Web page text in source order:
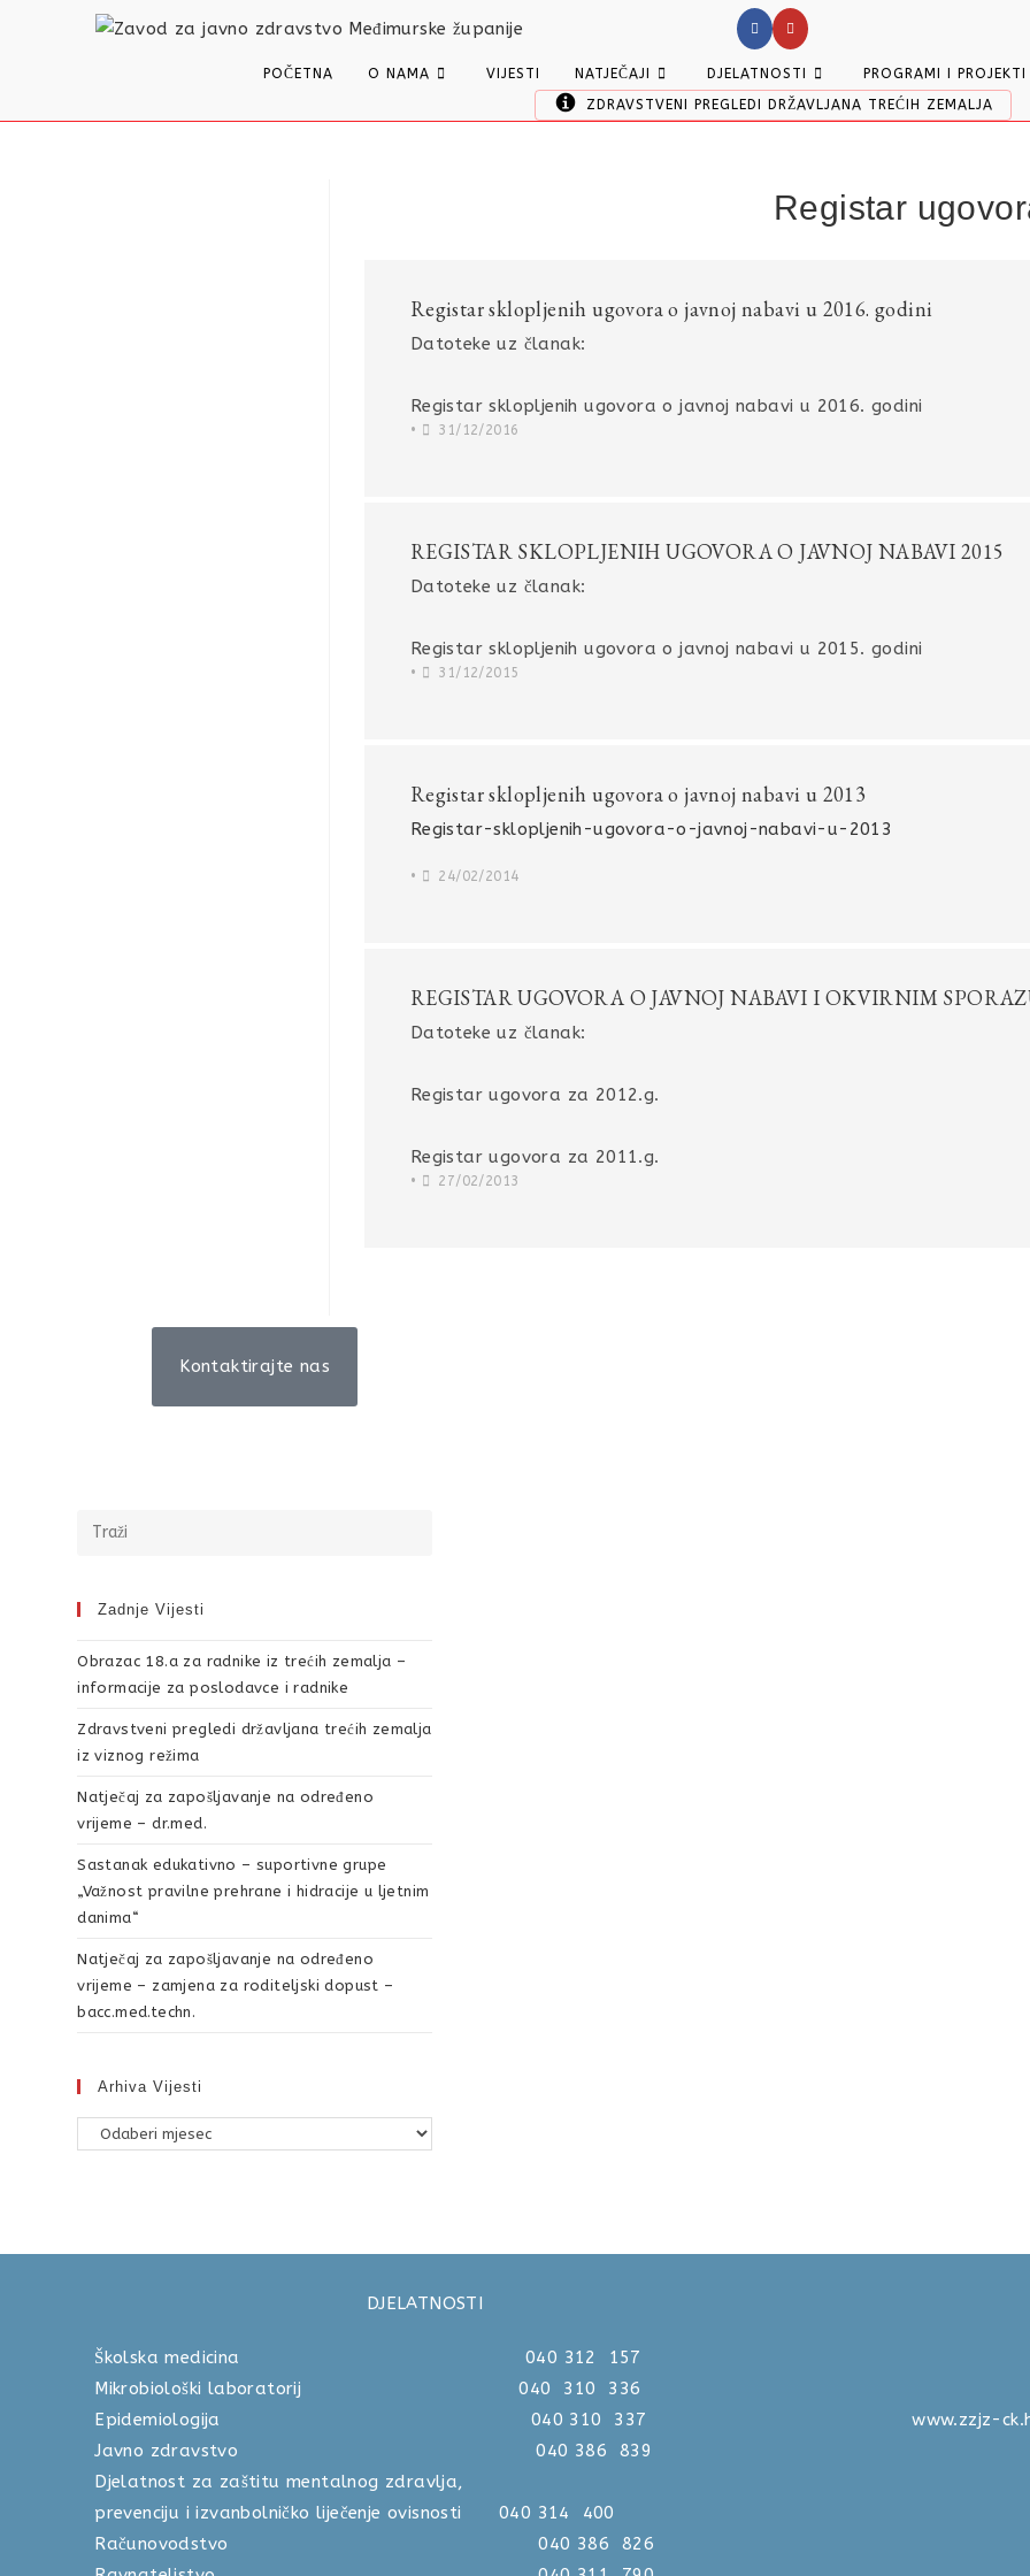
POČETNA O NAMA VIJESTI NATJEČAJI DJELATNOSTI PROGRAMI I PROJEKTI
ZDRAVSTVENI PREGLEDI DRŽAVLJANA TREĆIH ZEMALJA
Registar
Registar sklopljenih ugovora o javnoj nabavi u 2016. godini
Datoteke uz članak:
Registar sklopljenih ugovora o javnoj nabavi u 2016. godini
• 31/12/2016
REGISTAR SKLOPLJENIH UGOVORA O JAVNOJ NABAVI 2015
Datoteke uz članak:
Registar sklopljenih ugovora o javnoj nabavi u 2015. godini
• 31/12/2015
Registar sklopljenih ugovora o javnoj nabavi u 2013
Registar-sklopljenih-ugovora-o-javnoj-nabavi-u-2013
• 24/02/2014
REGISTAR UGOVORA O JAVNOJ NABAVI I OKVIRNIM
Datoteke uz članak:
Registar ugovora za 2012.g.
Registar ugovora za 2011.g.
• 27/02/2013
Kontaktirajte nas
Zadnje Vijesti
Obrazac 18.a za radnike iz trećih zemalja –
informacije za poslodavce i radnike
Zdravstveni pregledi državljana trećih zemalja
iz viznog režima
Natječaj za zapošljavanje na određeno
vrijeme – dr.med.
Sastanak edukativno – suportivne grupe
„Važnost pravilne prehrane i hidracije u ljetnim
danima“
Natječaj za zapošljavanje na određeno
vrijeme – zamjena za roditeljski dopust –
bacc.med.techn.
Arhiva Vijesti
DJELATNOSTI
Školska medicina 040 312 157
Mikrobiološki laboratorij 040 310 336
Epidemiologija 040 310 337
Javno zdravstvo 040 386 839
Djelatnost za zaštitu mentalnog zdravlja,
prevenciju i izvanbolničko liječenje ovisnosti 040 314 400
Računovodstvo 040 386 826
www.zzjz-